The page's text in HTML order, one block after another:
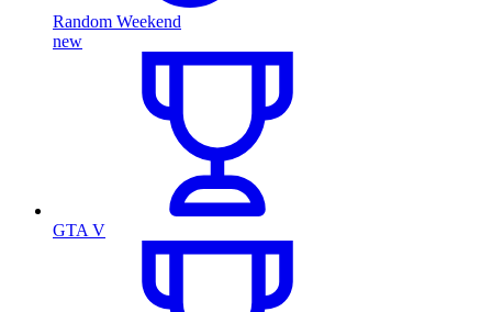
Random Weekend
new
GTA V